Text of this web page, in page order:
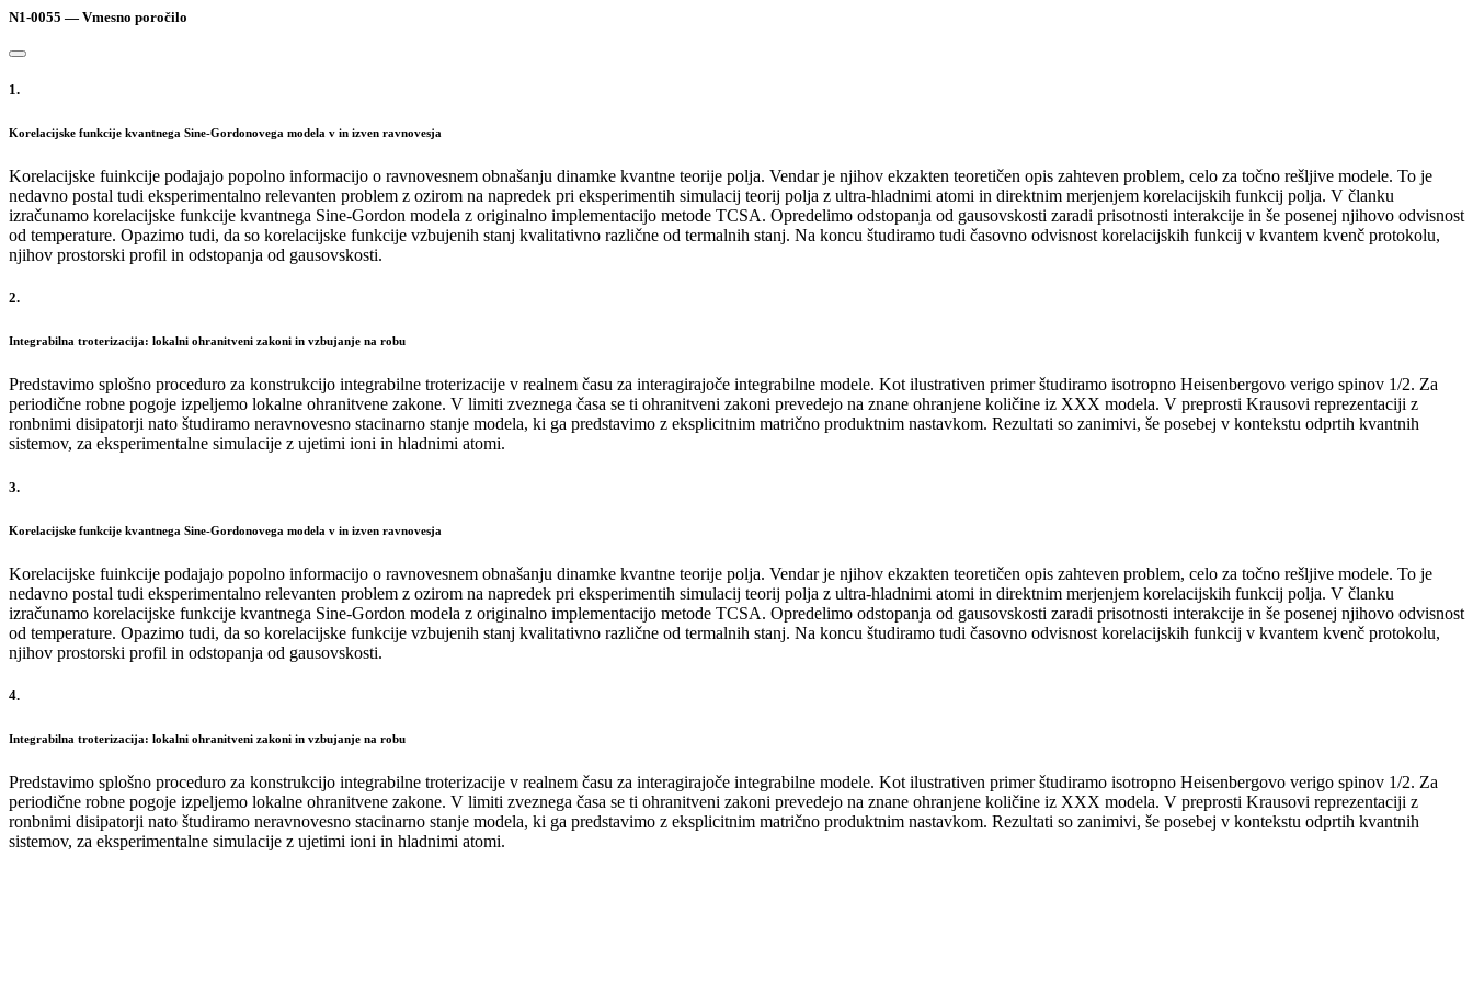
N1-0055 — Vmesno poročilo
1.
Korelacijske funkcije kvantnega Sine-Gordonovega modela v in izven ravnovesja
Korelacijske fuinkcije podajajo popolno informacijo o ravnovesnem obnašanju dinamke kvantne teorije polja. Vendar je njihov ekzakten teoretičen opis zahteven problem, celo za točno rešljive modele. To je
nedavno postal tudi eksperimentalno relevanten problem z ozirom na napredek pri eksperimentih simulacij teorij polja z ultra-hladnimi atomi in direktnim merjenjem korelacijskih funkcij polja. V članku
izračunamo korelacijske funkcije kvantnega Sine-Gordon modela z originalno implementacijo metode TCSA. Opredelimo odstopanja od gausovskosti zaradi prisotnosti interakcije in še posenej njihovo odvisnost
od temperature. Opazimo tudi, da so korelacijske funkcije vzbujenih stanj kvalitativno različne od termalnih stanj. Na koncu študiramo tudi časovno odvisnost korelacijskih funkcij v kvantem kvenč protokolu,
njihov prostorski profil in odstopanja od gausovskosti.
2.
Integrabilna troterizacija: lokalni ohranitveni zakoni in vzbujanje na robu
Predstavimo splošno proceduro za konstrukcijo integrabilne troterizacije v realnem času za interagirajoče integrabilne modele. Kot ilustrativen primer študiramo isotropno Heisenbergovo verigo spinov 1/2. Za
periodične robne pogoje izpeljemo lokalne ohranitvene zakone. V limiti zveznega časa se ti ohranitveni zakoni prevedejo na znane ohranjene količine iz XXX modela. V preprosti Krausovi reprezentaciji z
ronbnimi disipatorji nato študiramo neravnovesno stacinarno stanje modela, ki ga predstavimo z eksplicitnim matrično produktnim nastavkom. Rezultati so zanimivi, še posebej v kontekstu odprtih kvantnih
sistemov, za eksperimentalne simulacije z ujetimi ioni in hladnimi atomi.
3.
Korelacijske funkcije kvantnega Sine-Gordonovega modela v in izven ravnovesja
Korelacijske fuinkcije podajajo popolno informacijo o ravnovesnem obnašanju dinamke kvantne teorije polja. Vendar je njihov ekzakten teoretičen opis zahteven problem, celo za točno rešljive modele. To je
nedavno postal tudi eksperimentalno relevanten problem z ozirom na napredek pri eksperimentih simulacij teorij polja z ultra-hladnimi atomi in direktnim merjenjem korelacijskih funkcij polja. V članku
izračunamo korelacijske funkcije kvantnega Sine-Gordon modela z originalno implementacijo metode TCSA. Opredelimo odstopanja od gausovskosti zaradi prisotnosti interakcije in še posenej njihovo odvisnost
od temperature. Opazimo tudi, da so korelacijske funkcije vzbujenih stanj kvalitativno različne od termalnih stanj. Na koncu študiramo tudi časovno odvisnost korelacijskih funkcij v kvantem kvenč protokolu,
njihov prostorski profil in odstopanja od gausovskosti.
4.
Integrabilna troterizacija: lokalni ohranitveni zakoni in vzbujanje na robu
Predstavimo splošno proceduro za konstrukcijo integrabilne troterizacije v realnem času za interagirajoče integrabilne modele. Kot ilustrativen primer študiramo isotropno Heisenbergovo verigo spinov 1/2. Za
periodične robne pogoje izpeljemo lokalne ohranitvene zakone. V limiti zveznega časa se ti ohranitveni zakoni prevedejo na znane ohranjene količine iz XXX modela. V preprosti Krausovi reprezentaciji z
ronbnimi disipatorji nato študiramo neravnovesno stacinarno stanje modela, ki ga predstavimo z eksplicitnim matrično produktnim nastavkom. Rezultati so zanimivi, še posebej v kontekstu odprtih kvantnih
sistemov, za eksperimentalne simulacije z ujetimi ioni in hladnimi atomi.